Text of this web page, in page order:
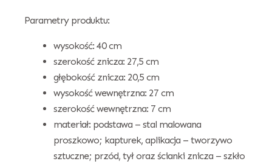
Parametry produktu:
wysokość: 40 cm
szerokość znicza: 27,5 cm
głębokość znicza: 20,5 cm
wysokość wewnętrzna: 27 cm
szerokość wewnętrzna: 7 cm
materiał: podstawa – stal malowana
proszkowo; kapturek, aplikacja – tworzywo
sztuczne; przód, tył oraz ścianki znicza – szkło